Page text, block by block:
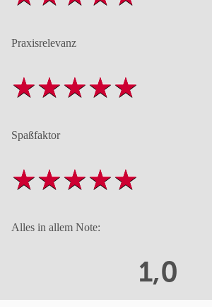
Praxisrelevanz
Spaßfaktor
Alles in allem Note:
1,0